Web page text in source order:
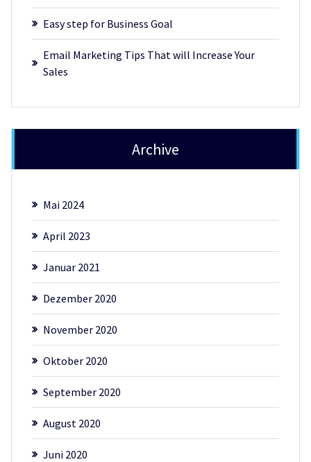
Easy step for Business Goal
Email Marketing Tips That will Increase Your
Sales
Archive
Mai 2024
April 2023
Januar 2021
Dezember 2020
November 2020
Oktober 2020
September 2020
August 2020
Juni 2020